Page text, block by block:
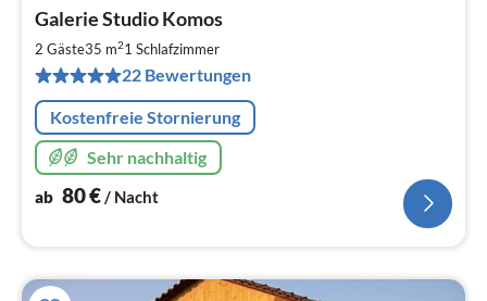
Galerie Studio Komos
2 Gäste35 m21 Schlafzimmer
22 Bewertungen
Kostenfreie Stornierung
Sehr nachhaltig
ab 80€/ Nacht